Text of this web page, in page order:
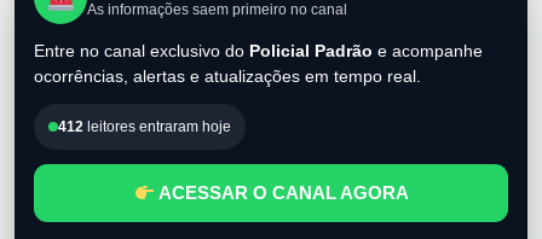
As informações saem primeiro no canal
Entre no canal exclusivo do Policial Padrão e acompanhe
ocorrências, alertas e atualizações em tempo real.
412 leitores entraram hoje
ACESSAR O CANAL AGORA